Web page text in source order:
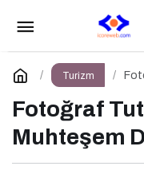
Turizm
Fotoğraf
Muhteşem
seyahat sektörü Six
araya geldi
Yorum Yap